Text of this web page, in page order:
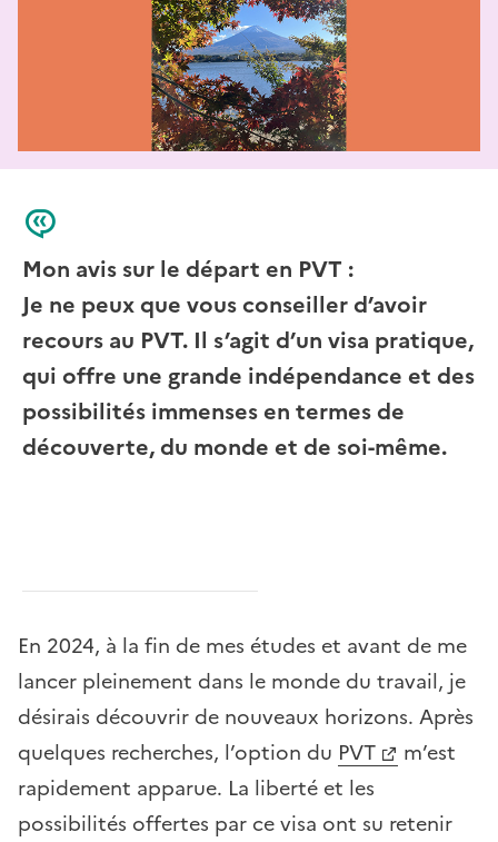
Mon avis sur le départ en PVT :
Je ne peux que vous conseiller d’avoir
recours au PVT. Il s’agit d’un visa pratique,
qui offre une grande indépendance et des
possibilités immenses en termes de
découverte, du monde et de soi-même.
En 2024, à la fin de mes études et avant de me
lancer pleinement dans le monde du travail, je
désirais découvrir de nouveaux horizons. Après
quelques recherches, l’option du PVT
m’est
rapidement apparue. La liberté et les
possibilités offertes par ce visa ont su retenir